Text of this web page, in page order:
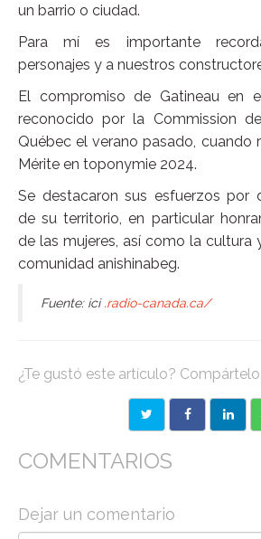
un barrio o ciudad.
Para mí es importante
personajes y a nuestros
El compromiso de Gatineau en
reconocido por la Commission
Québec el verano pasado, cuando
Mérite en toponymie 2024.
Se destacaron sus esfuerzos por
de su territorio, en particular
de las mujeres, así como la cultura
comunidad anishinabeg.
Fuente: ici.radio-canada.ca/
¿Te gustó este artículo? Compártelo
COMENTARIOS
Dejar un comentario